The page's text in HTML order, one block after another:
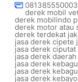
derek mobil
derek mobilindo
derek motor atau
derek terdekat
jasa derek cipete
jasa derek ciputat
jasa derek
jasa derek
jasa derek
jasa derek